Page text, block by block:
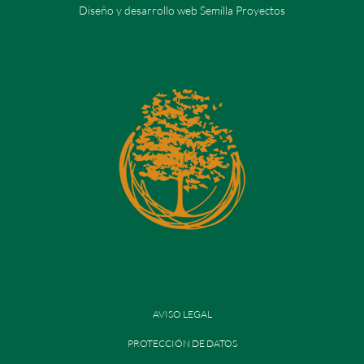
Diseño y desarrollo web Semilla Proyectos
AVISO LEGAL
PROTECCIÓN DE DATOS